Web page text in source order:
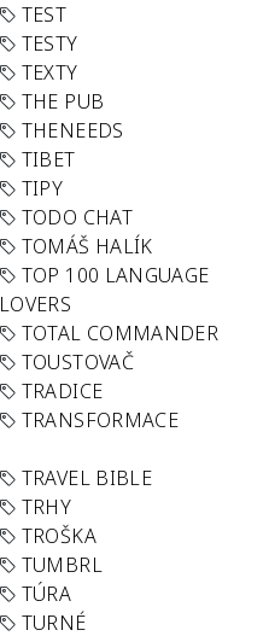
TEST
TESTY
TEXTY
THE PUB
THENEEDS
TIBET
TIPY
TODO CHAT
TOMÁŠ HALÍK
TOP 100 LANGUAGE
LOVERS
TOTAL COMMANDER
TOUSTOVAČ
TRADICE
TRANSFORMACE
TRAVEL BIBLE
TRHY
TROŠKA
TUMBRL
TÚRA
TURNÉ